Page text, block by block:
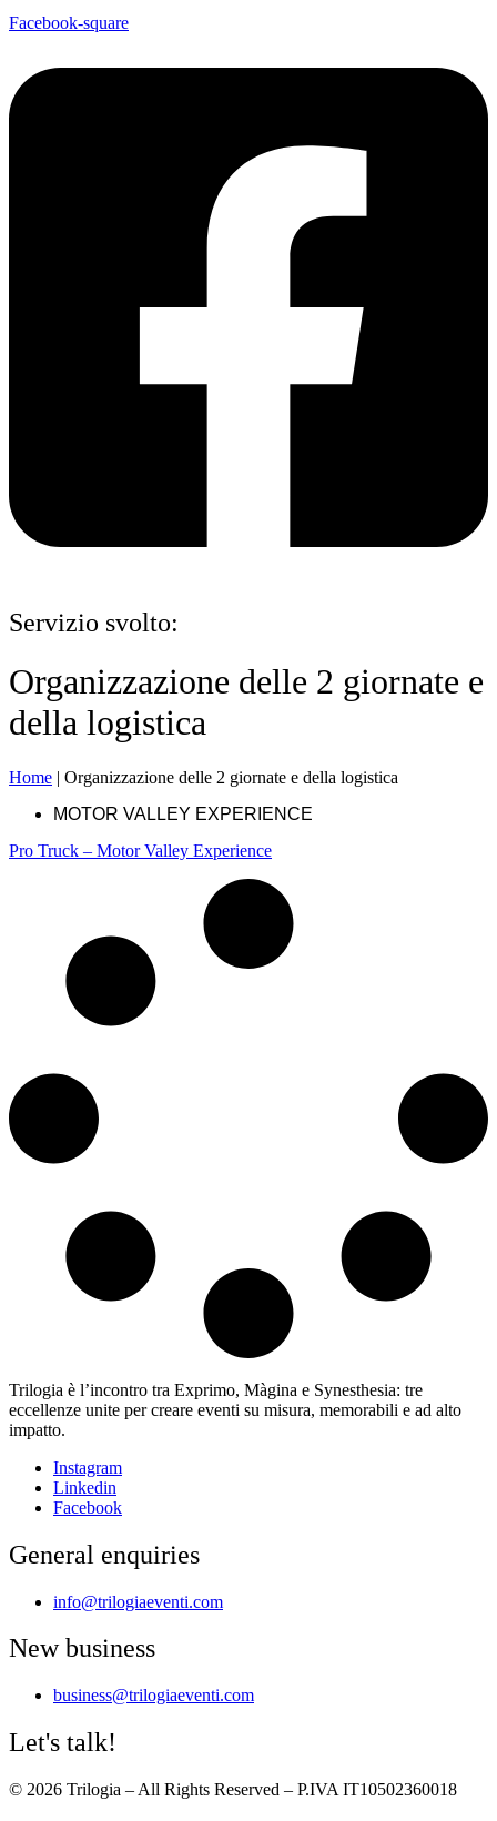
Facebook-square
Servizio svolto:
Organizzazione delle 2 giornate e
della logistica
Home | Organizzazione delle 2 giornate e della logistica
MOTOR VALLEY EXPERIENCE
Pro Truck – Motor Valley Experience
Trilogia è l’incontro tra Exprimo, Màgina e Synesthesia: tre
eccellenze unite per creare eventi su misura, memorabili e ad alto
impatto.
Instagram
Linkedin
Facebook
General enquiries
info@trilogiaeventi.com
New business
business@trilogiaeventi.com
Let's talk!
© 2026 Trilogia – All Rights Reserved – P.IVA IT10502360018